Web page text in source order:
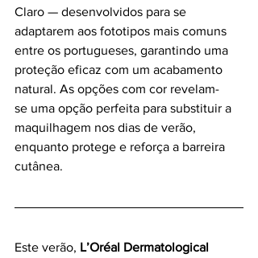
Claro — desenvolvidos para se
adaptarem aos fototipos mais comuns
entre os portugueses, garantindo uma
proteção eficaz com um acabamento
natural. As opções com cor revelam-
se uma opção perfeita para substituir a
maquilhagem nos dias de verão,
enquanto protege e reforça a barreira
cutânea.
Este verão, L’Oréal Dermatological